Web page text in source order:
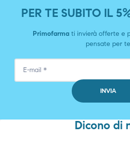
PER TE SUBITO IL
Primofarmati invierà offerte e
pensate per te
Dicono di